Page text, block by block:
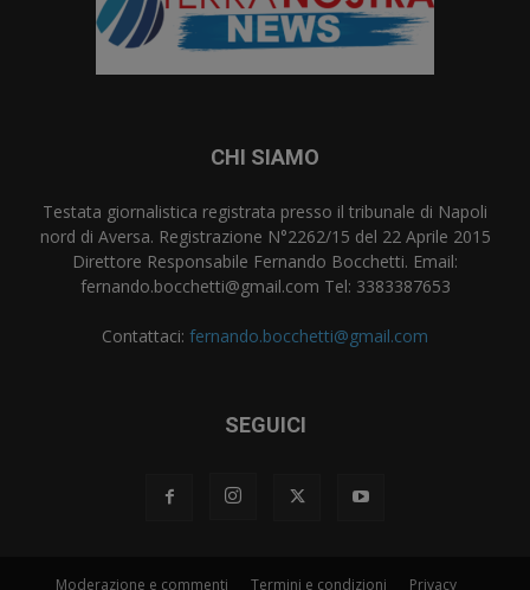
CHI SIAMO
Testata giornalistica registrata presso il tribunale di Napoli
nord di Aversa. Registrazione N°2262/15 del 22 Aprile 2015
Direttore Responsabile Fernando Bocchetti. Email:
fernando.bocchetti@gmail.com Tel: 3383387653
Contattaci: fernando.bocchetti@gmail.com
SEGUICI
Moderazione e commenti Termini e condizioni Privacy